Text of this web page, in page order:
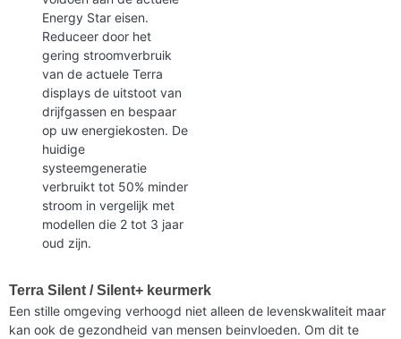
Energy Star eisen.
Reduceer door het
gering stroomverbruik
van de actuele Terra
displays de uitstoot van
drijfgassen en bespaar
op uw energiekosten. De
huidige
systeemgeneratie
verbruikt tot 50% minder
stroom in vergelijk met
modellen die 2 tot 3 jaar
oud zijn.
Terra Silent / Silent+ keurmerk
Een stille omgeving verhoogd niet alleen de levenskwaliteit maar
kan ook de gezondheid van mensen beinvloeden. Om dit te